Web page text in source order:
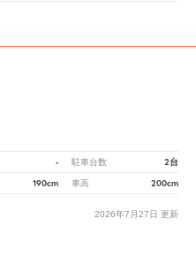
- 駐車台数 2台
190cm 車高 200cm
2026年7月27日 更新